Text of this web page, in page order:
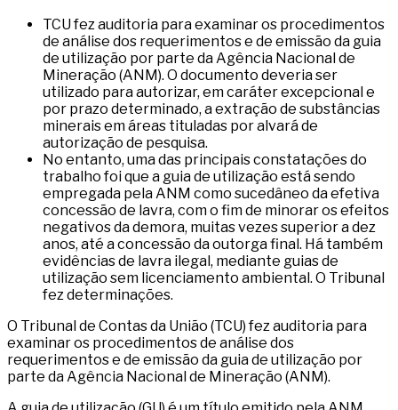
TCU fez auditoria para examinar os procedimentos
de análise dos requerimentos e de emissão da guia
de utilização por parte da Agência Nacional de
Mineração (ANM). O documento deveria ser
utilizado para autorizar, em caráter excepcional e
por prazo determinado, a extração de substâncias
minerais em áreas tituladas por alvará de
autorização de pesquisa.
No entanto, uma das principais constatações do
trabalho foi que a guia de utilização está sendo
empregada pela ANM como sucedâneo da efetiva
concessão de lavra, com o fim de minorar os efeitos
negativos da demora, muitas vezes superior a dez
anos, até a concessão da outorga final. Há também
evidências de lavra ilegal, mediante guias de
utilização sem licenciamento ambiental. O Tribunal
fez determinações.
O Tribunal de Contas da União (TCU) fez auditoria para
examinar os procedimentos de análise dos
requerimentos e de emissão da guia de utilização por
parte da Agência Nacional de Mineração (ANM).